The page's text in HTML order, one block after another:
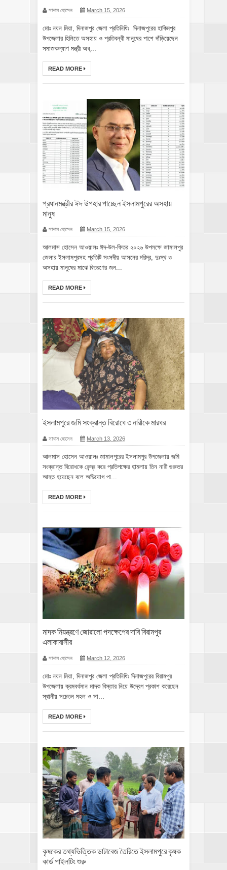
সাদ্দাম হোসেন March 15, 2026
মোঃ নয়ন মিয়া, দিনাজপুর জেলা প্রতিনিধিঃ দিনাজপুরের হাকিমপুর
উপজেলার হিলিতে অসহায় ও প্রতিবন্ধী মানুষের পাশে দাঁড়িয়েছেন
সমাজকল্যাণ মন্ত্রী অধ্...
READ MORE
প্রধানমন্ত্রীর ঈদ উপহার পাচ্ছেন ইসলামপুরের অসহায়
মানুষ
সাদ্দাম হোসেন March 15, 2026
আলমাস হোসেন আওয়ালঃ‎ ‎ঈদ-উল-ফিতর ২০২৬ উপলক্ষে জামালপুর
জেলার ইসলামপুরসহ প্রতিটি সংসদীয় আসনের দরিদ্র, দুঃস্থ ও
অসহায় মানুষের মাঝে বিতরণের জন...
READ MORE
ইসলামপুরে জমি সংক্রান্ত বিরোধে ৩ নারীকে মারধর
সাদ্দাম হোসেন March 13, 2026
আলমাস হোসেন আওয়ালঃ জামালপুরের ইসলামপুর উপজেলায় জমি
সংক্রান্ত বিরোধকে কেন্দ্র করে প্রতিপক্ষের হামলায় তিন নারী গুরুতর
আহত হয়েছেন বলে অভিযোগ পা...
READ MORE
মাদক নিয়ন্ত্রণে জোরালো পদক্ষেপের দাবি বিরামপুর
এলাকাবাসীর
সাদ্দাম হোসেন March 12, 2026
মোঃ নয়ন মিয়া, দিনাজপুর জেলা প্রতিনিধিঃ দিনাজপুরের বিরামপুর
উপজেলায় ক্রমবর্ধমান মাদক বিস্তার নিয়ে উদ্বেগ প্রকাশ করেছেন
স্থানীয় সচেতন মহল ও সা...
READ MORE
কৃষকের তথ্যভিত্তিক ডাটাবেজ তৈরিতে ইসলামপুরে কৃষক
কার্ড পাইলটিং শুরু